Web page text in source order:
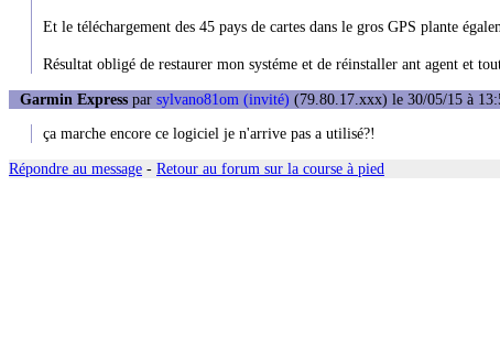
Et le téléchargement des 45 pays de cartes dans le gros GPS plante
Résultat obligé de restaurer mon systéme et de réinstaller ant agent et
Garmin Express par sylvano81om (invité) (79.80.17.xxx) le 30/05/15 à
ça marche encore ce logiciel je n'arrive pas a utilisé?!
Répondre au message - Retour au forum sur la course à pied